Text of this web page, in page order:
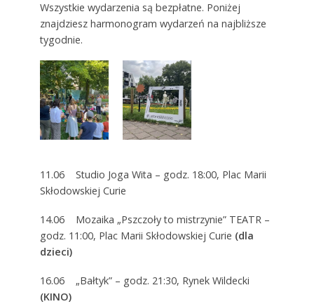
Wszystkie wydarzenia są bezpłatne. Poniżej
znajdziesz harmonogram wydarzeń na najbliższe
tygodnie.
11.06 Studio Joga Wita – godz. 18:00, Plac Marii
Skłodowskiej Curie
14.06 Mozaika „Pszczoły to mistrzynie” TEATR –
godz. 11:00, Plac Marii Skłodowskiej Curie (dla
dzieci)
16.06 „Bałtyk” – godz. 21:30, Rynek Wildecki
(KINO)